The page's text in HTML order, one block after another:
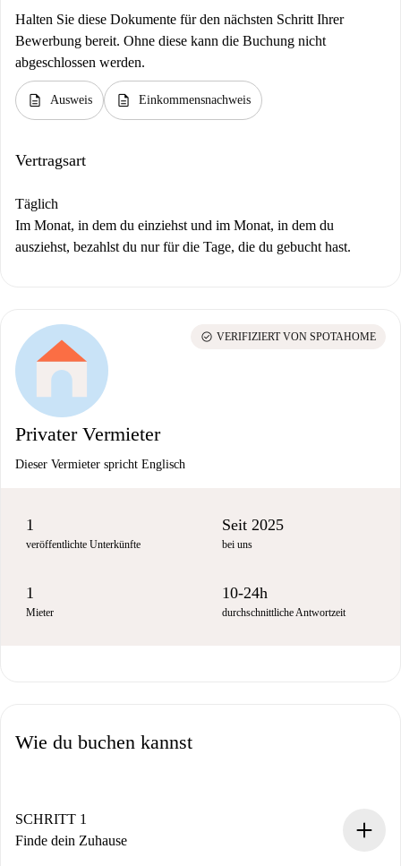
Halten Sie diese Dokumente für den nächsten Schritt Ihrer
Bewerbung bereit. Ohne diese kann die Buchung nicht
abgeschlossen werden.
description Ausweis description Einkommensnachweis
Vertragsart
Täglich
Im Monat, in dem du einziehst und im Monat, in dem du
ausziehst, bezahlst du nur für die Tage, die du gebucht hast.
Privater Vermieter
Dieser Vermieter spricht Englisch
check_circle VERIFIZIERT VON SPOTAHOME
1
veröffentlichte Unterkünfte
Seit 2025
bei uns
1
Mieter
10-24h
durchschnittliche Antwortzeit
Wie du buchen kannst
SCHRITT 1
Finde dein Zuhause